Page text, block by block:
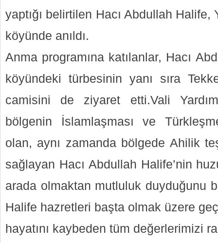
yaptığı belirtilen Hacı Abdullah Halife,
köyünde anıldı.
Anma programına katılanlar, Hacı
köyündeki türbesinin yanı sıra
camisini de ziyaret etti.Vali
bölgenin İslamlaşması ve
olan, aynı zamanda bölgede Ahilik
sağlayan Hacı Abdullah Halife’nin
arada olmaktan mutluluk duyduğunu
Halife hazretleri başta olmak üzere
hayatını kaybeden tüm değerlerimizi